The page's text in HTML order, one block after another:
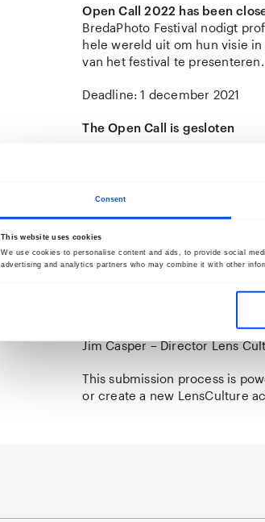
Consent
This website uses cookies
We use cookies to personalise content and ads, to provide social
advertising and analytics partners who may combine it with other
Open Call 2022 has been
BredaPhoto Festival nodigt
hele wereld uit om hun visie
van het festival te presenteren.
Deadline: 1 december 2021
The Open Call is gesloten
Denise Camargo – Professor
BredaPhoto 2022
Tanvi Mishra – Creative
Reinout van den Bergh –
Fleur van Muiswinkel –
Jim Casper – Director Lens
This submission process is
or create a new LensCulture